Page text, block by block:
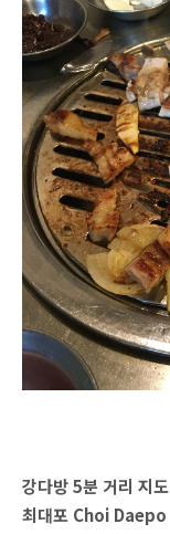
강다방 5분 거리 지도
최대포 Choi Daepo